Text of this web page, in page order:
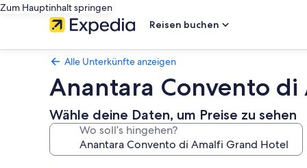
Zum Hauptinhalt springen
Reisen buchen
Alle Unterkünfte anzeigen
Anantara Convento
Wähle deine Daten, um Preise zu sehen
Wo soll’s hingehen?